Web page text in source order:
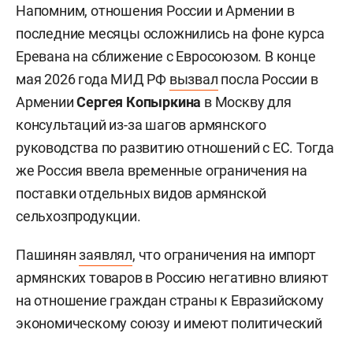
Напомним, отношения России и Армении в
последние месяцы осложнились на фоне курса
Еревана на сближение с Евросоюзом. В конце
мая 2026 года МИД РФ вызвал посла России в
АрменииСергея Копыркина в Москву для
консультаций из-за шагов армянского
руководства по развитию отношений с ЕС. Тогда
же Россия ввела временные ограничения на
поставки отдельных видов армянской
сельхозпродукции.
Пашинянзаявлял, что ограничения на импорт
армянских товаров в Россию негативно влияют
на отношение граждан страны к Евразийскому
экономическому союзу и имеют политический